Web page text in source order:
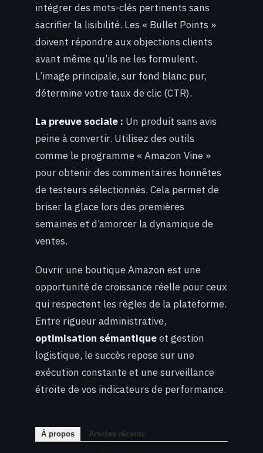
intégrer des mots-clés pertinents sans
sacrifier la lisibilité. Les « Bullet Points »
doivent répondre aux objections clients
avant même qu’ils ne les formulent.
L’image principale, sur fond blanc pur,
détermine votre taux de clic (CTR).
La preuve sociale : Un produit sans avis
peine à convertir. Utilisez des outils
comme le programme « Amazon Vine »
pour obtenir des commentaires honnêtes
de testeurs sélectionnés. Cela permet de
briser la glace lors des premières
semaines et d’amorcer la dynamique de
ventes.
Ouvrir une boutique Amazon est une
opportunité de croissance réelle pour ceux
qui respectent les règles de la plateforme.
Entre rigueur administrative,
optimisation sémantiqueet gestion
logistique, le succès repose sur une
exécution constante et une surveillance
étroite de vos indicateurs de performance.
À propos Articles récents